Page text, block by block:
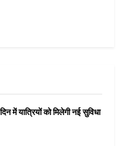
में यात्रियों को मिलेगी नई सुविधा